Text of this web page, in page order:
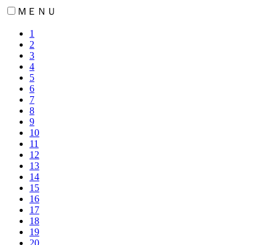
ＭＥＮＵ
1
2
3
4
5
6
7
8
9
10
11
12
13
14
15
16
17
18
19
20